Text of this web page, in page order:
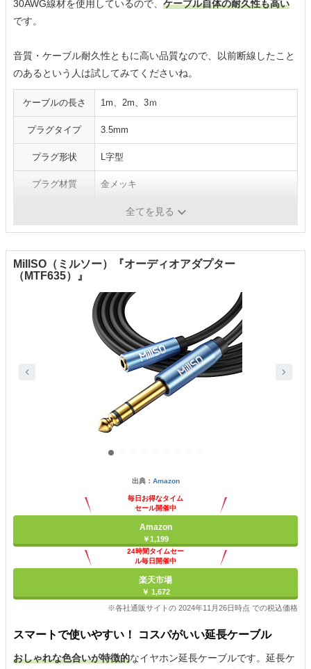
30AWG線材を使用しているので、 ケーブル自体の耐久性も高い
です。
音質・ケーブル耐久性ともに高い品質なので、以前断線したこと
のあるという人は試してみてくださいね。
ケーブルの長さ 1m、2m、3ｍ
プラグタイプ 3.5mm
プラグ形状 L字型
プラグ材質 金メッキ
30AWG線材 ほか
全てを見る
MillSO（ミルソー）『オーディオアダプター
（MTF635）』
出典： Amazon
毎日お得なタイム
セール開催中
Amazon
￥1,199
24時間タイムセー
ル毎日開催中
楽天市場
￥ 1,672
※各社通販サイトの 2024年11月26日時点 での税込価格
スマートで使いやすい！ コスパがいい延長ケーブル
おしゃれな色合いが特徴的なイヤホン延長ケーブルです。延長ケ